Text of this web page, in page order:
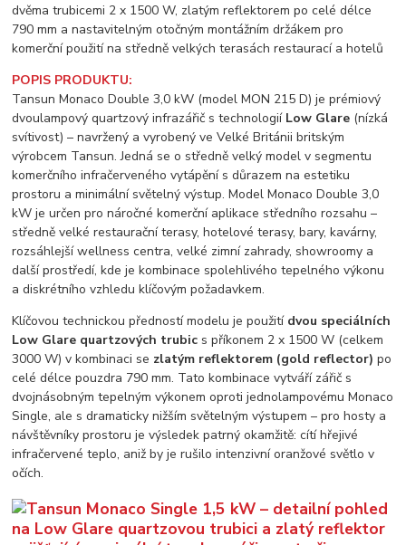
POPIS PRODUKTU:
Tansun Monaco Double 3,0 kW (model MON 215 D) je prémiový
dvoulampový quartzový infrazářič s technologií Low Glare (nízká
svítivost) – navržený a vyrobený ve Velké Británii britským
výrobcem Tansun. Jedná se o středně velký model v segmentu
komerčního infračerveného vytápění s důrazem na estetiku
prostoru a minimální světelný výstup. Model Monaco Double 3,0
kW je určen pro náročné komerční aplikace středního rozsahu –
středně velké restaurační terasy, hotelové terasy, bary, kavárny,
rozsáhlejší wellness centra, velké zimní zahrady, showroomy a
další prostředí, kde je kombinace spolehlivého tepelného výkonu
a diskrétního vzhledu klíčovým požadavkem.
Klíčovou technickou předností modelu je použití dvou speciálních
Low Glare quartzových trubic s příkonem 2 x 1500 W (celkem
3000 W) v kombinaci se zlatým reflektorem (gold reflector) po
celé délce pouzdra 790 mm. Tato kombinace vytváří zářič s
dvojnásobným tepelným výkonem oproti jednolampovému Monaco
Single, ale s dramaticky nižším světelným výstupem – pro hosty a
návštěvníky prostoru je výsledek patrný okamžitě: cítí hřejivé
infračervené teplo, aniž by je rušilo intenzivní oranžové světlo v
očích.